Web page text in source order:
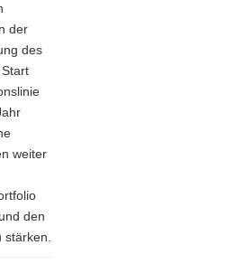
der
des
weiter
den